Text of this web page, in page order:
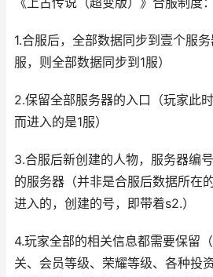
1.合服后，全部数据同步到壹个服
服，则全部数据同步到1服）
2.保留全部服务器的入口（玩家此
而进入的是1服）
3.合服后新创建的人物，服务器编
的服务器（并非是合服后数据所在
进入的，创建的号，即带着s2.）
4.玩家全部的相关信息都需要保留
关、会员等级、荣耀等级、各种投